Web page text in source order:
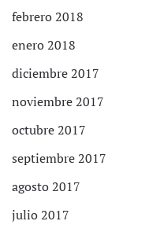
febrero 2018
enero 2018
diciembre 2017
noviembre 2017
octubre 2017
septiembre 2017
agosto 2017
julio 2017